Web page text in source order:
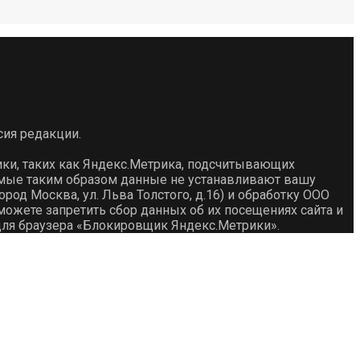
редакции.
таких как Яндекс.Метрика, подсчитывающих
таким образом данные не устанавливают вашу
Москва, ул. Льва Толстого, д.16) и обработку ООО
запретить сбор данных об их посещениях сайта и
браузера «Блокировщик Яндекс.Метрики».